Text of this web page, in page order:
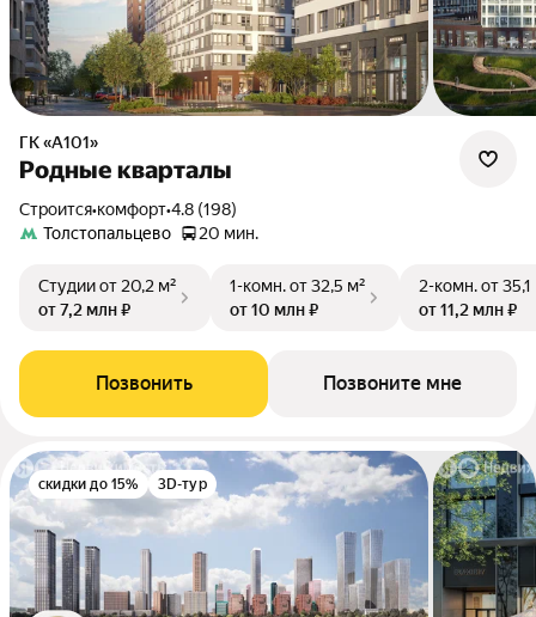
ГК «А101»
Родные кварталы
Строится•комфорт•4.8 (198)
Толстопальцево
20 мин.
Студииот 20,2 м²
от 7,2 млн ₽
1-комн.от 32,5 м²
от 10 млн ₽
2-комн.от 35,1
от 11,2 млн ₽
Позвонить Позвоните мне
скидки до 15% 3D-тур